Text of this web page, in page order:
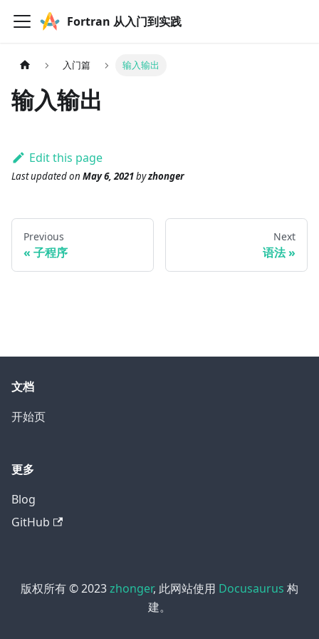
Fortran 从入门到实践
入门篇 输入输出
输入输出
Edit this page
Last updatedon May 6, 2021byzhonger
Previous
子程序
Next
语法
文档
开始页
更多
Blog
GitHub
版权所有 © 2023zhonger, 此网站使用 Docusaurus 构
建。